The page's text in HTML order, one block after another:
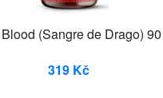
Blood (Sangre de Drago)
319 Kč